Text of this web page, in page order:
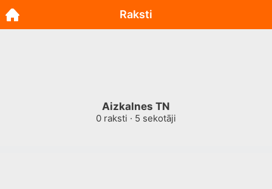
Aizkalnes TN
0 raksti · 5 sekotāji
Raksti